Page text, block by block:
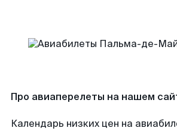
Про авиаперелеты на нашем
Календарь низких цен на